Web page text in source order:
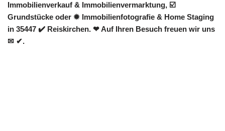
Immobilienverkauf & Immobilienvermarktung, ☑️
Grundstücke oder ✹ Immobilienfotografie & Home Staging
in 35447 ✔️ Reiskirchen. ❤ Auf Ihren Besuch freuen wir uns
✉ ✔.